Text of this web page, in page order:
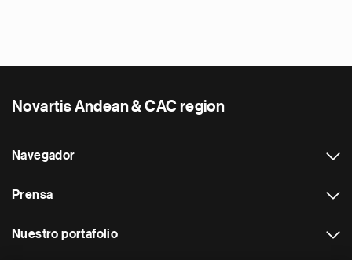
Novartis Andean & CAC region
Navegador
Prensa
Nuestro portafolio